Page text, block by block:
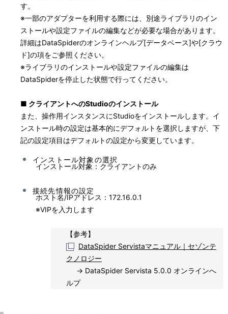
す。
※一部のアダプターを利用する際には、別途ライブラリのイン
ストールや設定ファイルの編集などが必要な場合があります。
詳細はDataSpiderのオンラインヘルプ[データベース]や[クラウ
ド]の項をご参照ください。
※ライブラリのインストールや設定ファイルの編集は
DataSpiderを停止した状態で行ってください。
■ クライアントへのStudioのインストール
また、操作用インスタンスにStudioをインストールします。イ
ンストール時の設定は基本的にデフォルトを選択しますが、下
記の設定項目はデフォルトの設定から変更しています。
インストール対象の選択
インストール対象：クライアントのみ
接続先情報の設定
ホスト名/IPアドレス：172.16.0.1
※VIPを入力します
【参考】
DataSpider Servistaマニュアル｜セゾンテ
クノロジー
→ DataSpider Servista 5.0.0 オンラインへ
ルプ